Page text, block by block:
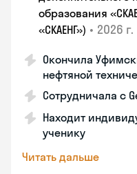
образования
«СКАЕНГ») • 2026 г.
Окончила
нефтяной
Сотрудничала с
Находит
ученику
Читать дальше